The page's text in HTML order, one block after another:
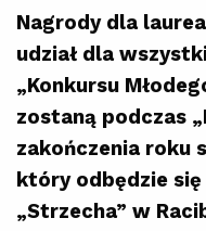
Nagrody dla
udział dla
„Konkursu
zostaną podczas
zakończenia roku
który odbędzie
„Strzecha” w